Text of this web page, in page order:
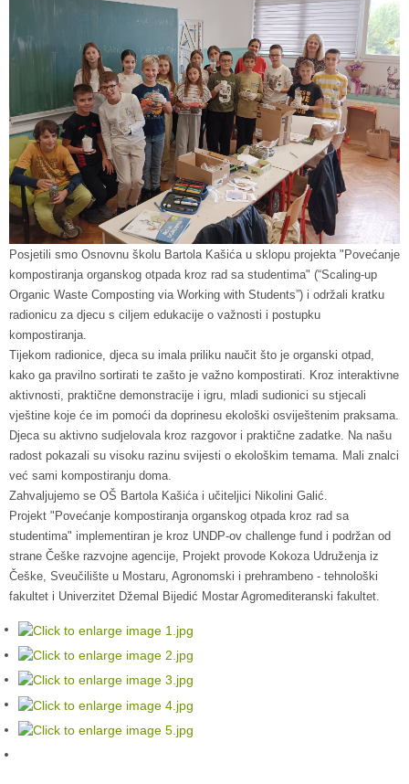
Posjetili smo Osnovnu školu Bartola Kašića u sklopu projekta "Povećanje
kompostiranja organskog otpada kroz rad sa studentima" (“Scaling-up
Organic Waste Composting via Working with Students”) i održali kratku
radionicu za djecu s ciljem edukacije o važnosti i postupku
kompostiranja.
Tijekom radionice, djeca su imala priliku naučit što je organski otpad,
kako ga pravilno sortirati te zašto je važno kompostirati. Kroz interaktivne
aktivnosti, praktične demonstracije i igru, mladi sudionici su stjecali
vještine koje će im pomoći da doprinesu ekološki osviještenim praksama.
Djeca su aktivno sudjelovala kroz razgovor i praktične zadatke. Na našu
radost pokazali su visoku razinu svijesti o ekološkim temama. Mali znalci
već sami kompostiranju doma.
Zahvaljujemo se OŠ Bartola Kašića i učiteljici Nikolini Galić.
Projekt "Povećanje kompostiranja organskog otpada kroz rad sa
studentima" implementiran je kroz UNDP-ov challenge fund i podržan od
strane Češke razvojne agencije, Projekt provode Kokoza Udruženja iz
Češke, Sveučilište u Mostaru, Agronomski i prehrambeno - tehnološki
fakultet i Univerzitet Džemal Bijedić Mostar Agromediteranski fakultet.